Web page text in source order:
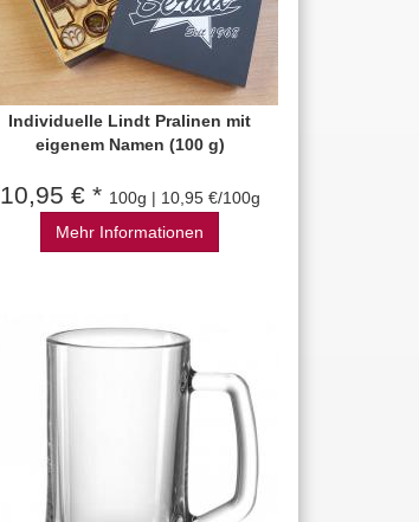
Individuelle Lindt Pralinen mit
eigenem Namen (100 g)
10,95 € * 100g | 10,95 €/100g
Mehr Informationen